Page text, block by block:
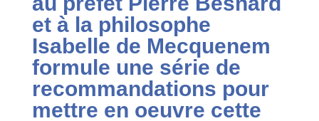
et à la philosophe
Isabelle de Mecquenem
formule une série de
recommandations pour
mettre en oeuvre cette